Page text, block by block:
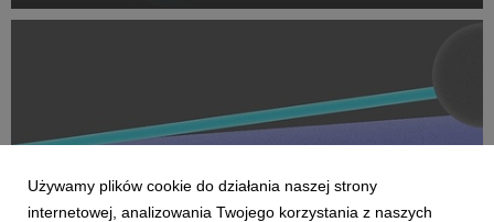
Na czele nowego obszaru stanęła Marta Bińczyk jako H...
Używamy plików cookie do działania naszej strony
internetowej, analizowania Twojego korzystania z naszych